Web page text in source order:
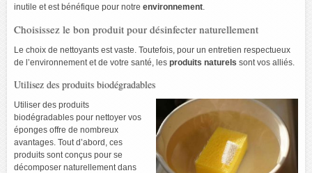
inutile et est bénéfique pour notre environnement
Choisissez le bon produit pour désinfecter naturellement
Le choix de nettoyants est vaste. Toutefois, pour un entretien respectueux
de l’environnement et de votre santé, les produits naturels sont vos alliés.
Utilisez des produits biodégradables
Utiliser des produits
biodégradables pour nettoyer vos
éponges offre de nombreux
avantages. Tout d’abord, ces
produits sont conçus pour se
décomposer naturellement dans